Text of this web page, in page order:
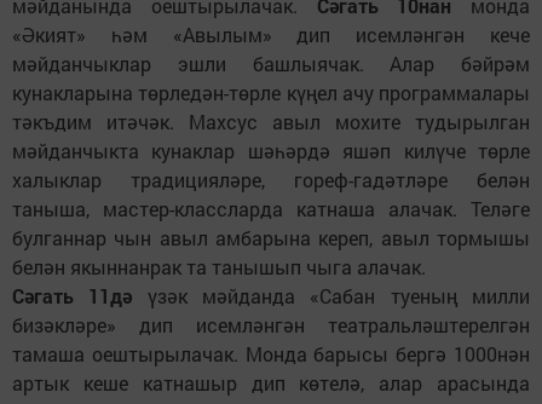
мәйданында оештырылачак. Сәгать 10нан монда
«Әкият» һәм «Авылым» дип исемләнгән кече
мәйданчыклар эшли башлыячак. Алар бәйрәм
кунакларына төрледән-төрле күңел ачу программалары
тәкъдим итәчәк. Махсус авыл мохите тудырылган
мәйданчыкта кунаклар шәһәрдә яшәп килүче төрле
халыклар традицияләре, гореф-гадәтләре белән
таныша, мастер-классларда катнаша алачак. Теләге
булганнар чын авыл амбарына кереп, авыл тормышы
белән якыннанрак та танышып чыга алачак.
Сәгать 11дә үзәк мәйданда «Сабан туеның милли
бизәкләре» дип исемләнгән театральләштерелгән
тамаша оештырылачак. Монда барысы бергә 1000нән
артык кеше катнашыр дип көтелә, алар арасында